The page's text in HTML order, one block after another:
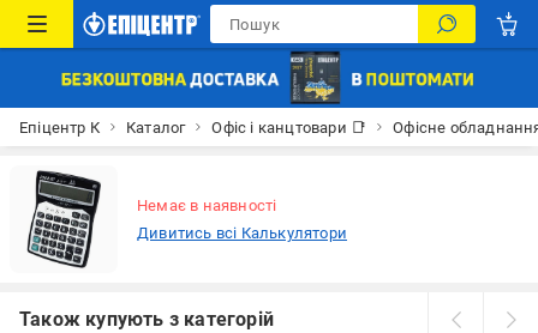
Епіцентр К Каталог Офіс і канцтовари 📑 Офісне
Немає в наявності
Дивитись всі Калькулятори
Також купують з категорій